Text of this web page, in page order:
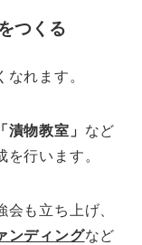
つくる
れます。
漬物教室」 など
行います。
会も立ち上げ、
ンディングなど